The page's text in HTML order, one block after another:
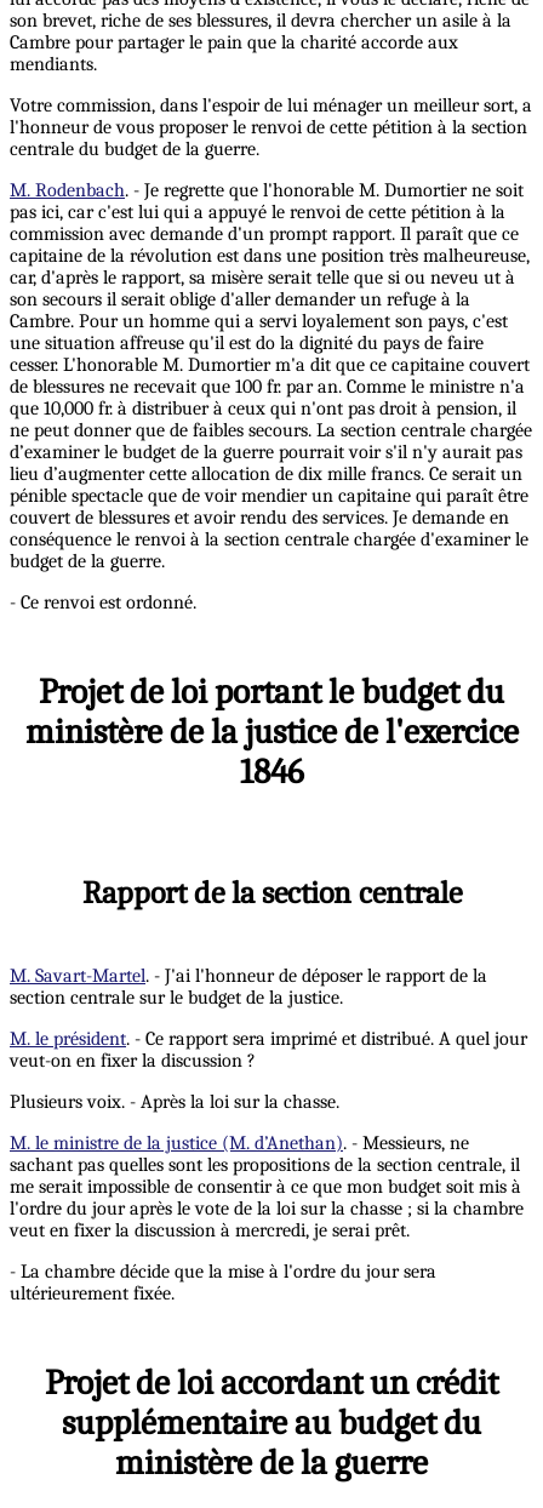
son brevet, riche de ses blessures, il devra chercher un asile à la
Cambre pour partager le pain que la charité accorde aux
mendiants.
Votre commission, dans l'espoir de lui ménager un meilleur sort, a
l'honneur de vous proposer le renvoi de cette pétition à la section
centrale du budget de la guerre.
M. Rodenbach. - Je regrette que l'honorable M. Dumortier ne soit
pas ici, car c'est lui qui a appuyé le renvoi de cette pétition à la
commission avec demande d'un prompt rapport. Il paraît que ce
capitaine de la révolution est dans une position très malheureuse,
car, d'après le rapport, sa misère serait telle que si ou neveu ut à
son secours il serait oblige d'aller demander un refuge à la
Cambre. Pour un homme qui a servi loyalement son pays, c'est
une situation affreuse qu'il est do la dignité du pays de faire
cesser. L'honorable M. Dumortier m'a dit que ce capitaine couvert
de blessures ne recevait que 100 fr. par an. Comme le ministre n'a
que 10,000 fr. à distribuer à ceux qui n'ont pas droit à pension, il
ne peut donner que de faibles secours. La section centrale chargée
d’examiner le budget de la guerre pourrait voir s'il n'y aurait pas
lieu d’augmenter cette allocation de dix mille francs. Ce serait un
pénible spectacle que de voir mendier un capitaine qui paraît être
couvert de blessures et avoir rendu des services. Je demande en
conséquence le renvoi à la section centrale chargée d'examiner le
budget de la guerre.
- Ce renvoi est ordonné.
Projet de loi portant le budget du
ministère de la justice de l'exercice
1846
Rapport de la section centrale
M. Savart-Martel. - J'ai l'honneur de déposer le rapport de la
section centrale sur le budget de la justice.
M. le président. - Ce rapport sera imprimé et distribué. A quel jour
veut-on en fixer la discussion ?
Plusieurs voix. - Après la loi sur la chasse.
M. le ministre de la justice (M. d’Anethan). - Messieurs, ne
sachant pas quelles sont les propositions de la section centrale, il
me serait impossible de consentir à ce que mon budget soit mis à
l'ordre du jour après le vote de la loi sur la chasse ; si la chambre
veut en fixer la discussion à mercredi, je serai prêt.
- La chambre décide que la mise à l'ordre du jour sera
ultérieurement fixée.
Projet de loi accordant un crédit
supplémentaire au budget du
ministère de la guerre